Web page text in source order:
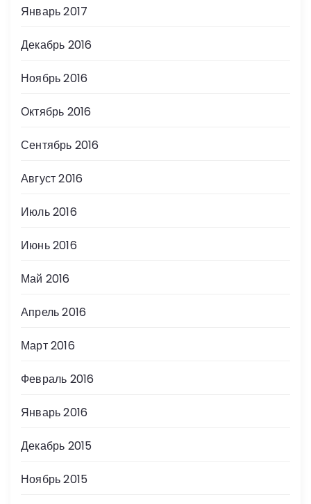
Январь 2017
Декабрь 2016
Ноябрь 2016
Октябрь 2016
Сентябрь 2016
Август 2016
Июль 2016
Июнь 2016
Май 2016
Апрель 2016
Март 2016
Февраль 2016
Январь 2016
Декабрь 2015
Ноябрь 2015